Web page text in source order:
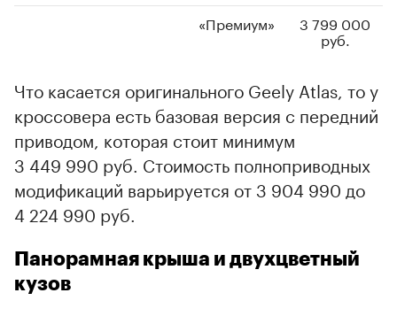
«Премиум»
3 799 000
руб.
Что касается оригинального Geely Atlas, то у
кроссовера есть базовая версия с передний
приводом, которая стоит минимум
3 449 990 руб. Стоимость полноприводных
модификаций варьируется от 3 904 990 до
4 224 990 руб.
Панорамная крыша и двухцветный
кузов